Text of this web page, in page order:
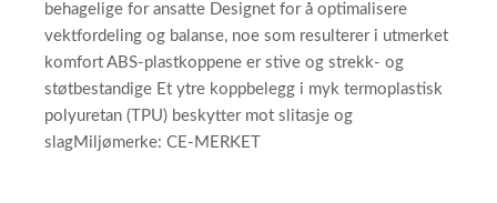
behagelige for ansatte Designet for å optimalisere
vektfordeling og balanse, noe som resulterer i utmerket
komfort ABS-plastkoppene er stive og strekk- og
støtbestandige Et ytre koppbelegg i myk termoplastisk
polyuretan (TPU) beskytter mot slitasje og
slagMiljømerke: CE-MERKET